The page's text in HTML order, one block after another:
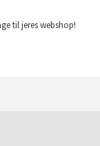
til jeres webshop!